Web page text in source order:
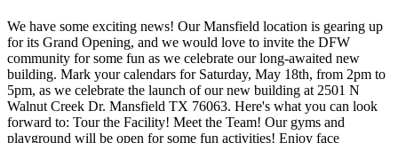
We have some exciting news! Our Mansfield location is gearing up
for its Grand Opening, and we would love to invite the DFW
community for some fun as we celebrate our long-awaited new
building. Mark your calendars for Saturday, May 18th, from 2pm to
5pm, as we celebrate the launch of our new building at 2501 N
Walnut Creek Dr. Mansfield TX 76063. Here's what you can look
forward to: Tour the Facility! Meet the Team! Our gyms and
playground will be open for some fun activities! Enjoy face